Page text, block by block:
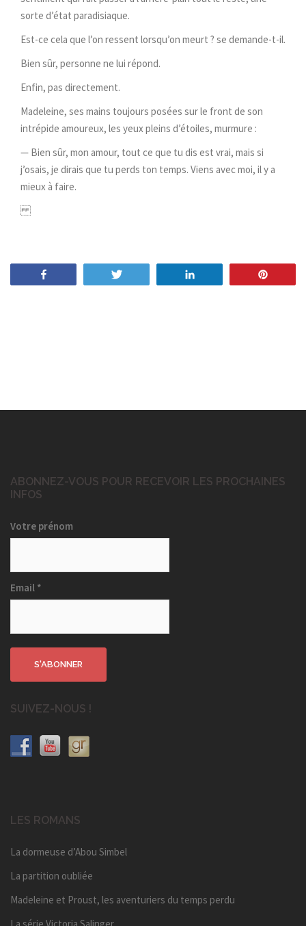
sorte d’état paradisiaque.
Est-ce cela que l’on ressent lorsqu’on meurt ? se demande-t-il.
Bien sûr, personne ne lui répond.
Enfin, pas directement.
Madeleine, ses mains toujours posées sur le front de son
intrépide amoureux, les yeux pleins d’étoiles, murmure :
— Bien sûr, mon amour, tout ce que tu dis est vrai, mais si
j’osais, je dirais que tu perds ton temps. Viens avec moi, il y a
mieux à faire.
ABONNEZ-VOUS POUR RECEVOIR LES PROCHAINES
INFOS
Votre prénom
Email *
SUIVEZ-NOUS !
LES ROMANS
La dormeuse d’Abou Simbel
La partition oubliée
Madeleine et Proust, les aventuriers du temps perdu